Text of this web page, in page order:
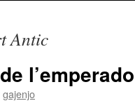
Antic
gajenjo